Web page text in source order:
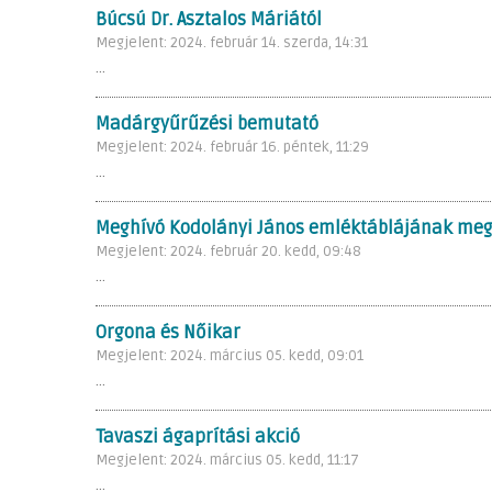
Búcsú Dr. Asztalos Máriától
Megjelent: 2024. február 14. szerda, 14:31
...
Madárgyűrűzési bemutató
Megjelent: 2024. február 16. péntek, 11:29
...
Meghívó Kodolányi János emléktáblájának
Megjelent: 2024. február 20. kedd, 09:48
...
Orgona és Nőikar
Megjelent: 2024. március 05. kedd, 09:01
...
Tavaszi ágaprítási akció
Megjelent: 2024. március 05. kedd, 11:17
...